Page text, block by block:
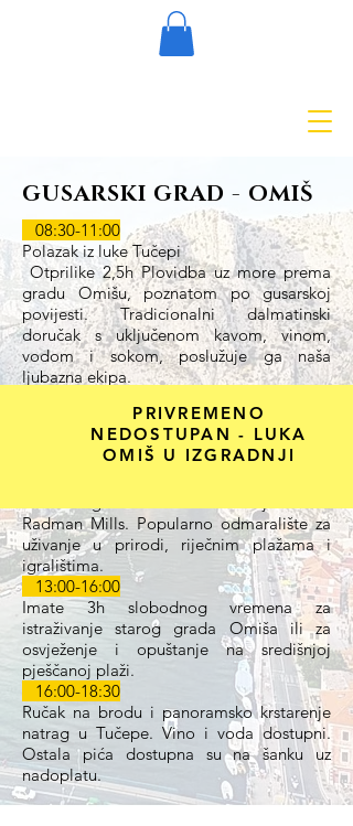
GUSARSKI GRAD - OMIŠ
08:30-11:00
Polazak iz luke Tučepi
Otprilike 2,5h Plovidba uz more prema
gradu Omišu, poznatom po gusarskoj
povijesti. Tradicionalni dalmatinski
doručak s uključenom kavom, vinom,
vodom i sokom, poslužuje ga naša
ljubazna ekipa.
Dolazak u luku Omiš. Pratnja u pratnji
starog grada prema rijeci Cetini. Vožnja
čamcem kanjonom rijeke Cetine prema
Radman Mills. Popularno odmaralište za
uživanje u prirodi, riječnim plažama i
igralištima.
13:00-16:00
Imate 3h slobodnog vremena za
istraživanje starog grada Omiša ili za
osvježenje i opuštanje na središnjoj
pješčanoj plaži.
16:00-18:30
Ručak na brodu i panoramsko krstarenje
natrag u Tučepe. Vino i voda dostupni.
Ostala pića dostupna su na šanku uz
nadoplatu.
PRIVREMENO
NEDOSTUPAN - LUKA
OMIŠ U IZGRADNJI